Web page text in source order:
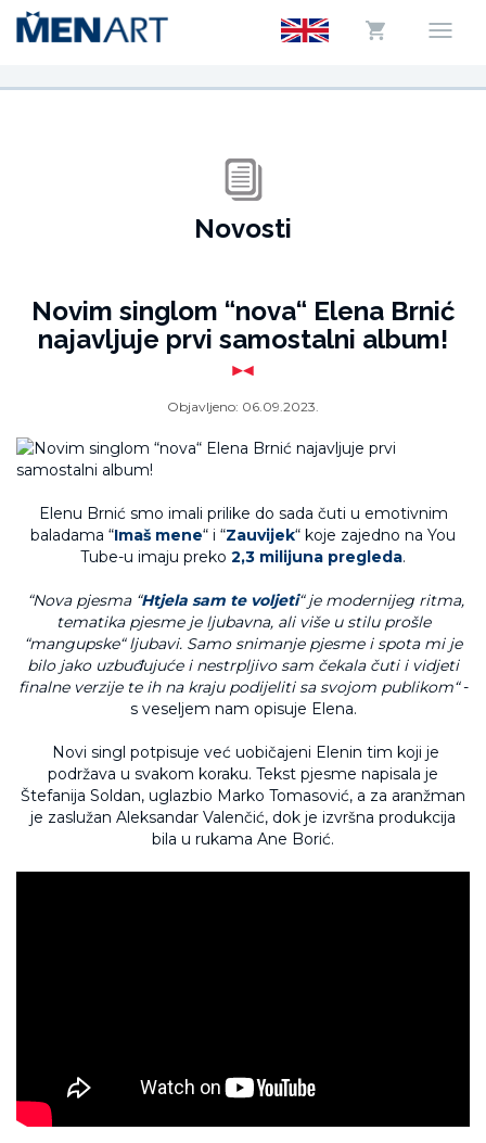
Novosti
Novim singlom “nova“ Elena Brnić
najavljuje prvi samostalni album!
Objavljeno: 06.09.2023.
Elenu Brnić smo imali prilike do sada čuti u emotivnim
baladama “Imaš mene“ i “Zauvijek“ koje zajedno na You
Tube-u imaju preko 2,3 milijuna pregleda.
“Nova pjesma “Htjela sam te voljeti“ je modernijeg ritma,
tematika pjesme je ljubavna, ali više u stilu prošle
“mangupske“ ljubavi. Samo snimanje pjesme i spota mi je
bilo jako uzbuđujuće i nestrpljivo sam čekala čuti i vidjeti
finalne verzije te ih na kraju podijeliti sa svojom publikom“-
s veseljem nam opisuje Elena.
Novi singl potpisuje već uobičajeni Elenin tim koji je
podržava u svakom koraku. Tekst pjesme napisala je
Štefanija Soldan, uglazbio Marko Tomasović, a za aranžman
je zaslužan Aleksandar Valenčić, dok je izvršna produkcija
bila u rukama Ane Borić.